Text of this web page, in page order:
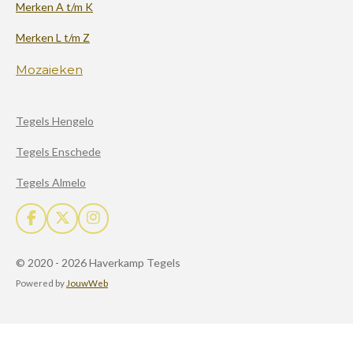
Merken A t/m K
Merken L t/m Z
Mozaieken
Tegels Hengelo
Tegels Enschede
Tegels Almelo
F
a
e
b
X
I
n
t
a
© 2020 - 2026 Haverkamp Tegels
Powered by JouwWeb